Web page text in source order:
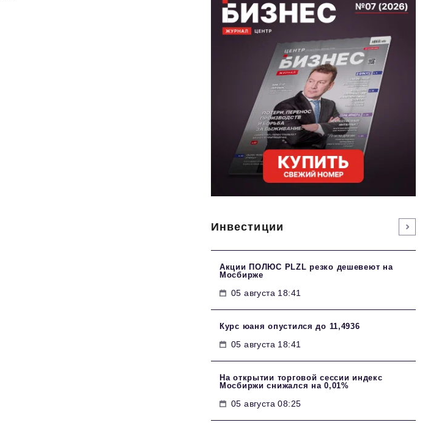
Инвестиции
Акции ПОЛЮС PLZL резко дешевеют на
Мосбирже
05 августа 18:41
Курс юаня опустился до 11,4936
05 августа 18:41
На открытии торговой сессии индекс
Мосбиржи снижался на 0,01%
05 августа 08:25